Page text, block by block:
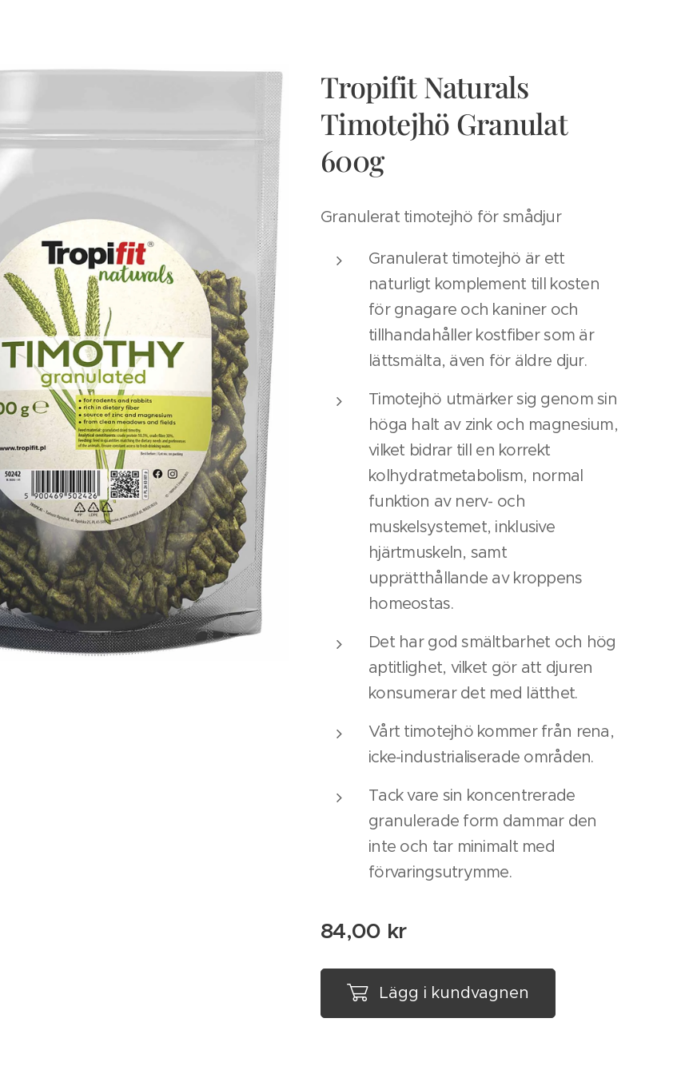
Tropifit Naturals
Timotejhö Granulat
600g
Granulerat timotejhö för smådjur
Granulerat timotejhö är ett
naturligt komplement till kosten
för gnagare och kaniner och
tillhandahåller kostfiber som är
lättsmälta, även för äldre djur.
Timotejhö utmärker sig genom sin
höga halt av zink och magnesium,
vilket bidrar till en korrekt
kolhydratmetabolism, normal
funktion av nerv- och
muskelsystemet, inklusive
hjärtmuskeln, samt
upprätthållande av kroppens
homeostas.
Det har god smältbarhet och hög
aptitlighet, vilket gör att djuren
konsumerar det med lätthet.
Vårt timotejhö kommer från rena,
icke-industrialiserade områden.
Tack vare sin koncentrerade
granulerade form dammar den
inte och tar minimalt med
förvaringsutrymme.
84,00 kr
Lägg i kundvagnen